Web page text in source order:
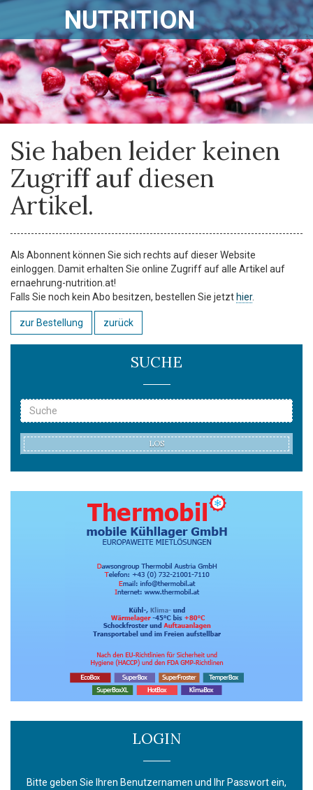
NUTRITION
Sie haben leider keinen
Zugriff auf diesen
Artikel.
Als Abonnent können Sie sich rechts auf dieser Website
einloggen. Damit erhalten Sie online Zugriff auf alle Artikel auf
ernaehrung-nutrition.at!
Falls Sie noch kein Abo besitzen, bestellen Sie jetzt hier.
zur Bestellung zurück
SUCHE
LOS
LOGIN
Bitte geben Sie Ihren Benutzernamen und Ihr Passwort ein,